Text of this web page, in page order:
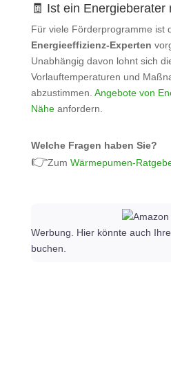
🧾 Ist ein Energieberater
Für viele Förderprogramme ist
Energieeffizienz‑Experten
Unabhängig davon lohnt sich
Vorlauftemperaturen und
abzustimmen. Angebote von
Näheanfordern.
Welche Fragen haben Sie?
👉Zum Wärmepumen-
Werbung. Hier könnte auch
buchen.